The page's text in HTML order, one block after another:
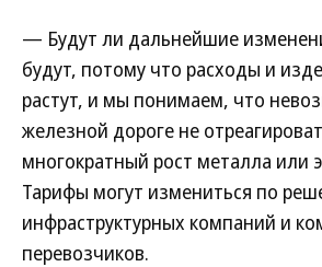
— Будут ли дальнейшие
будут, потому что расходы и
растут, и мы понимаем, что
железной дороге не
многократный рост металла или
Тарифы могут измениться по
инфраструктурных компаний и
перевозчиков.